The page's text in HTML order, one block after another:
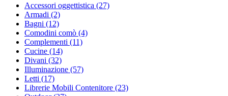
Accessori oggettistica (27)
Armadi (2)
Bagni (12)
Comodini comò (4)
Complementi (11)
Cucine (14)
Divani (32)
Illuminazione (57)
Letti (17)
Librerie Mobili Contenitore (23)